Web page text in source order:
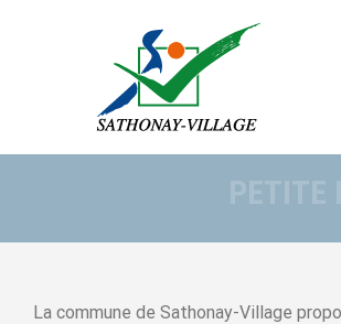
La commune de Sathonay-Village